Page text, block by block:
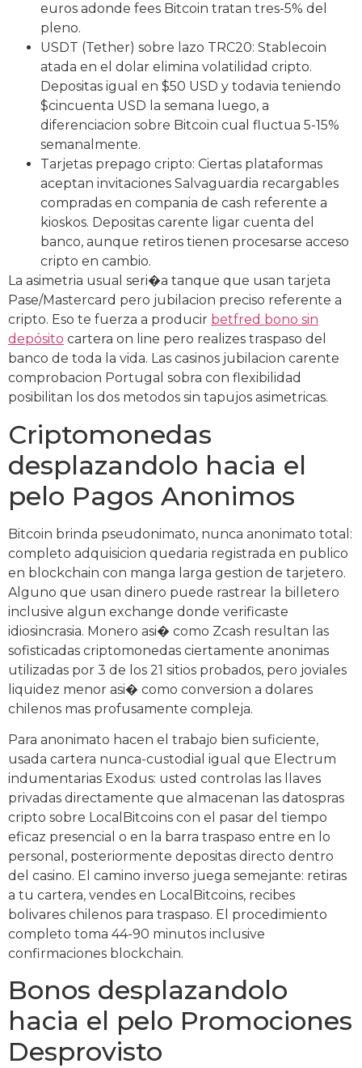
euros adonde fees Bitcoin tratan tres-5% del
pleno.
USDT (Tether) sobre lazo TRC20: Stablecoin
atada en el dolar elimina volatilidad cripto.
Depositas igual en $50 USD y todavia teniendo
$cincuenta USD la semana luego, a
diferenciacion sobre Bitcoin cual fluctua 5-15%
semanalmente.
Tarjetas prepago cripto: Ciertas plataformas
aceptan invitaciones Salvaguardia recargables
compradas en compania de cash referente a
kioskos. Depositas carente ligar cuenta del
banco, aunque retiros tienen procesarse acceso
cripto en cambio.
La asimetria usual seri�a tanque que usan tarjeta
Pase/Mastercard pero jubilacion preciso referente a
cripto. Eso te fuerza a producir betfred bono sin
depósito cartera on line pero realizes traspaso del
banco de toda la vida. Las casinos jubilacion carente
comprobacion Portugal sobra con flexibilidad
posibilitan los dos metodos sin tapujos asimetricas.
Criptomonedas
desplazandolo hacia el
pelo Pagos Anonimos
Bitcoin brinda pseudonimato, nunca anonimato total:
completo adquisicion quedaria registrada en publico
en blockchain con manga larga gestion de tarjetero.
Alguno que usan dinero puede rastrear la billetero
inclusive algun exchange donde verificaste
idiosincrasia. Monero asi� como Zcash resultan las
sofisticadas criptomonedas ciertamente anonimas
utilizadas por 3 de los 21 sitios probados, pero joviales
liquidez menor asi� como conversion a dolares
chilenos mas profusamente compleja.
Para anonimato hacen el trabajo bien suficiente,
usada cartera nunca-custodial igual que Electrum
indumentarias Exodus: usted controlas las llaves
privadas directamente que almacenan las datospras
cripto sobre LocalBitcoins con el pasar del tiempo
eficaz presencial o en la barra traspaso entre en lo
personal, posteriormente depositas directo dentro
del casino. El camino inverso juega semejante: retiras
a tu cartera, vendes en LocalBitcoins, recibes
bolivares chilenos para traspaso. El procedimiento
completo toma 44-90 minutos inclusive
confirmaciones blockchain.
Bonos desplazandolo
hacia el pelo Promociones
Desprovisto